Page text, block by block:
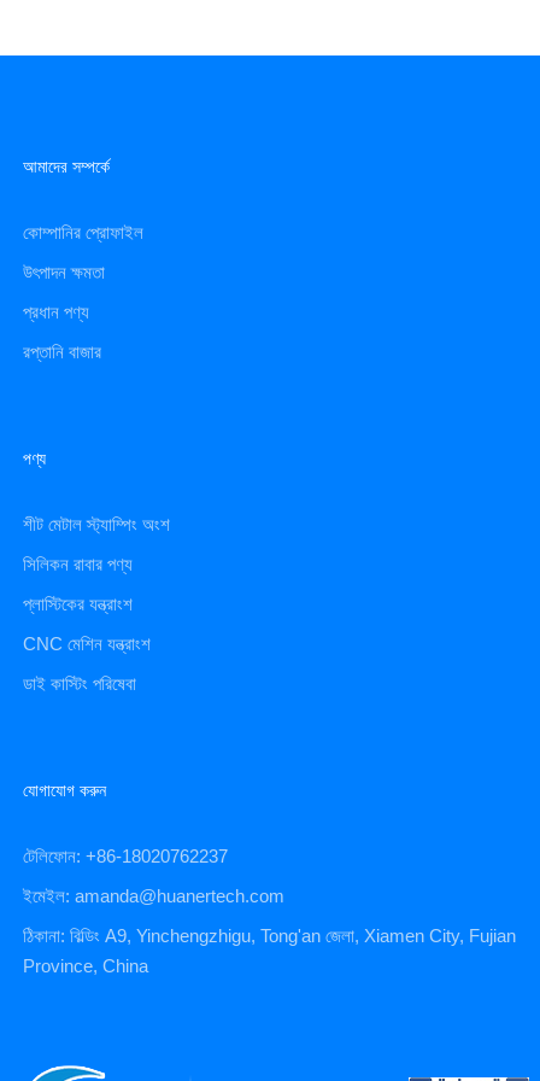
আমাদের সম্পর্কে
কোম্পানির প্রোফাইল
উৎপাদন ক্ষমতা
প্রধান পণ্য
রপ্তানি বাজার
পণ্য
শীট মেটাল স্ট্যাম্পিং অংশ
সিলিকন রাবার পণ্য
প্লাস্টিকের যন্ত্রাংশ
CNC মেশিন যন্ত্রাংশ
ডাই কাস্টিং পরিষেবা
যোগাযোগ করুন
টেলিফোন: +86-18020762237
ইমেইল: amanda@huanertech.com
ঠিকানা: বিল্ডিং A9, Yinchengzhigu, Tong'an জেলা, Xiamen City, Fujian
Province, China